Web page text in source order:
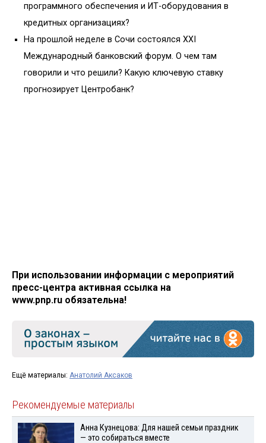
программного обеспечения и ИТ-оборудования в
кредитных организациях?
На прошлой неделе в Сочи состоялся XXI
Международный банковский форум. О чем там
говорили и что решили? Какую ключевую ставку
прогнозирует Центробанк?
При использовании информации с мероприятий
пресс-центра активная ссылка на
www.pnp.ru обязательна!
Ещё материалы: Анатолий Аксаков
Рекомендуемые материалы
Анна Кузнецова: Для нашей семьи праздник
— это собираться вместе